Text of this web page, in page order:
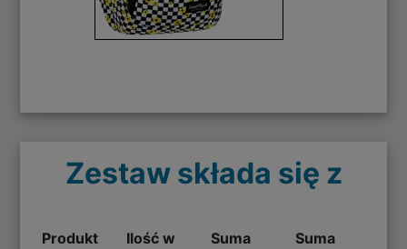
Zestaw składa się z
Produkt
Ilość w
Suma
Suma